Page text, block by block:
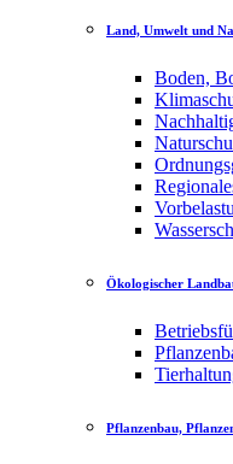
Land, Umwelt und
Boden,
Ökologischer
Pflanzenbau,